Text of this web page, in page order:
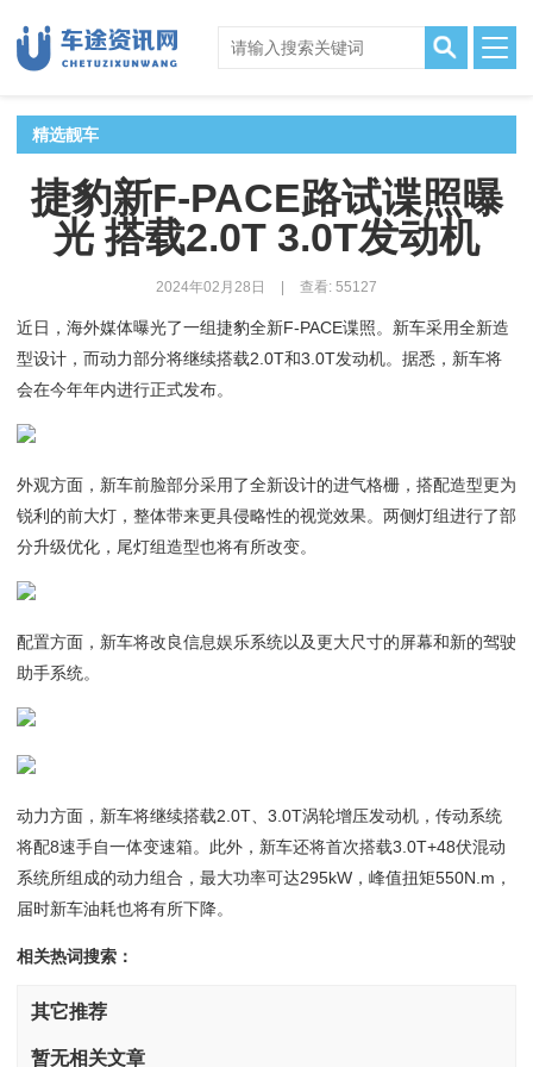
精选靓车
捷豹新F-PACE路试谍照曝
光 搭载2.0T 3.0T发动机
2024年02月28日 查看: 55127
近日，海外媒体曝光了一组捷豹全新F-PACE谍照。新车采用全新造
型设计，而动力部分将继续搭载2.0T和3.0T发动机。据悉，新车将
会在今年年内进行正式发布。
外观方面，新车前脸部分采用了全新设计的进气格栅，搭配造型更为
锐利的前大灯，整体带来更具侵略性的视觉效果。两侧灯组进行了部
分升级优化，尾灯组造型也将有所改变。
配置方面，新车将改良信息娱乐系统以及更大尺寸的屏幕和新的驾驶
助手系统。
动力方面，新车将继续搭载2.0T、3.0T涡轮增压发动机，传动系统
将配8速手自一体变速箱。此外，新车还将首次搭载3.0T+48伏混动
系统所组成的动力组合，最大功率可达295kW，峰值扭矩550N.m，
届时新车油耗也将有所下降。
相关热词搜索：
其它推荐
暂无相关文章